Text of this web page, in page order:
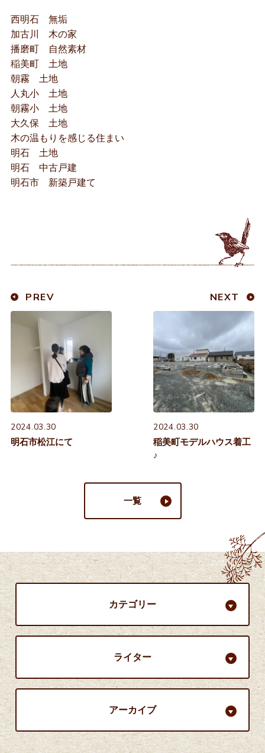
西明石 無垢
加古川 木の家
播磨町 自然素材
稲美町 土地
朝霧 土地
人丸小 土地
朝霧小 土地
大久保 土地
木の温もりを感じる住まい
明石 土地
明石 中古戸建
明石市 新築戸建て
PREV
2024.03.30
明石市松江にて
NEXT
2024.03.30
稲美町モデルハウス着工
♪
一覧
カテゴリー
ライター
アーカイブ